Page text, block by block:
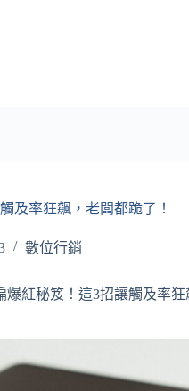
及率狂飆，老闆都跪了！
數位行銷
爆紅秘笈！這3招讓觸及率狂